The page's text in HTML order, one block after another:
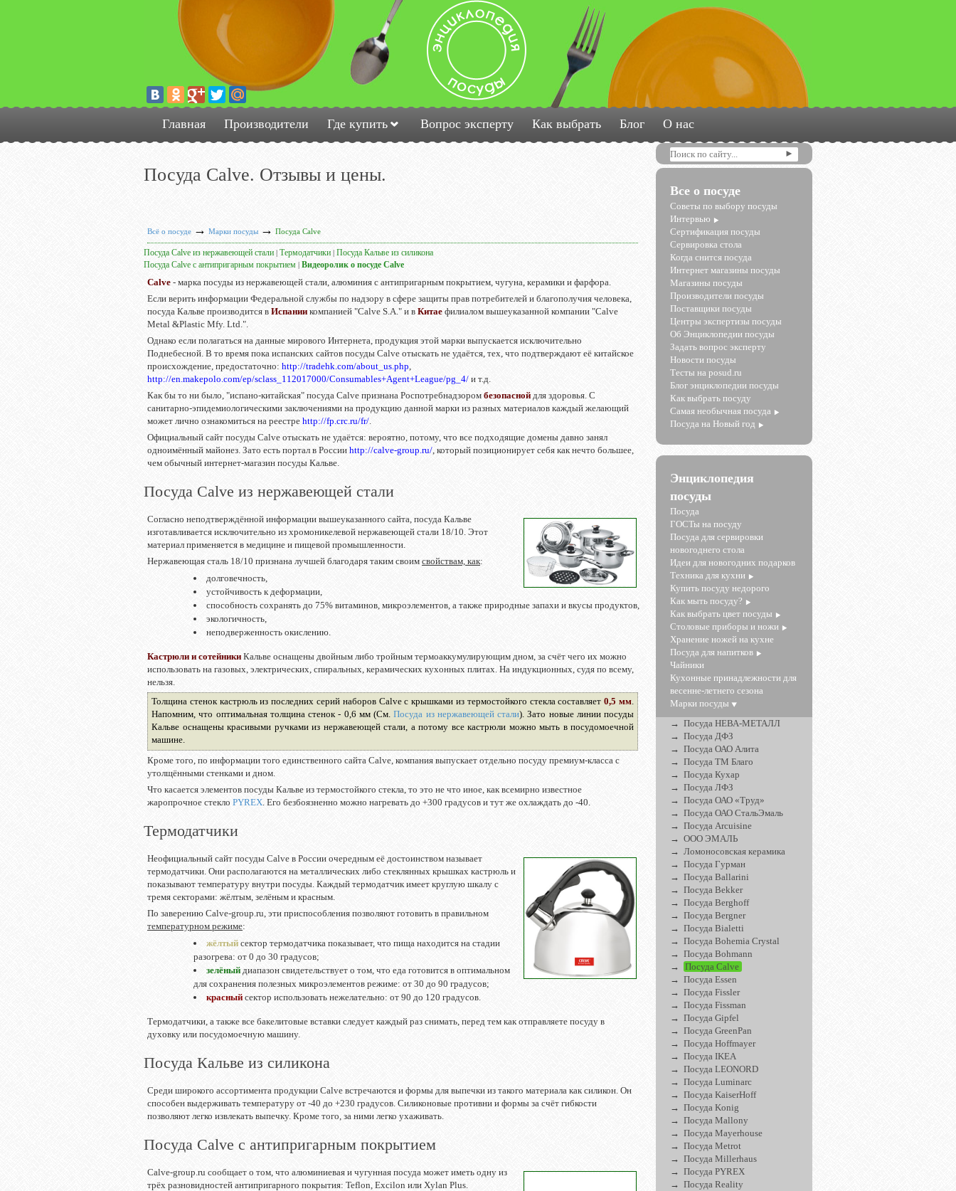
Главная Производители Где купить Вопрос эксперту Как выбрать Блог О нас
Посуда Calve. Отзывы и цены.
Всё о посуде → Марки посуды → Посуда Calve
Посуда Calve из нержавеющей стали | Термодатчики | Посуда Кальве из силикона
Посуда Calve с антипригарным покрытием | Видеоролик о посуде Calve
Calve - марка посуды из нержавеющей стали, алюминия с антипригарным покрытием, чугуна, керамики и фарфора.
Если верить информации Федеральной службы по надзору в сфере защиты прав потребителей и благополучия человека,
посуда Кальве производится в Испании компанией "Calve S.A." и в Китае филиалом вышеуказанной компании "Calve
Metal &Plastic Mfy. Ltd.".
Однако если полагаться на данные мирового Интернета, продукция этой марки выпускается исключительно
Поднебесной. В то время пока испанских сайтов посуды Calve отыскать не удаётся, тех, что подтверждают её китайское
происхождение, предостаточно: http://tradehk.com/about_us.php
http://en.makepolo.com/ep/sclass_112017000/Consumables+Agent+League/pg_4/ и т.д.
Как бы то ни было, "испано-китайская" посуда Calve признана Роспотребнадзором безопасной для здоровья. С
санитарно-эпидемиологическими заключениями на продукцию данной марки из разных материалов каждый желающий
может лично ознакомиться на реестре http://fp.crc.ru/fr/
Официальный сайт посуды Calve отыскать не удаётся: вероятно, потому, что все подходящие домены давно занял
одноимённый майонез. Зато есть портал в России http://calve-group.ru/ , который позиционирует себя как нечто большее,
чем обычный интернет-магазин посуды Кальве.
Посуда Calve из нержавеющей стали
Согласно неподтверждённой информации вышеуказанного сайта, посуда Кальве
изготавливается исключительно из хромоникелевой нержавеющей стали 18/10. Этот
материал применяется в медицине и пищевой промышленности.
Нержавеющая сталь 18/10 признана лучшей благодаря таким своим свойствам, как:
долговечность,
устойчивость к деформации,
способность сохранять до 75% витаминов, микроэлементов, а также природные запахи и вкусы продуктов,
экологичность,
неподверженность окислению.
Кастрюли и сотейники Кальве оснащены двойным либо тройным термоаккумулирующим дном, за счёт чего их можно
использовать на газовых, электрических, спиральных, керамических кухонных плитах. На индукционных, судя по всему,
нельзя.
Толщина стенок кастрюль из последних серий наборов Calve с крышками из термостойкого стекла составляет0,5 мм
Напомним, что оптимальная толщина стенок - 0,6 мм (См.Посуда из нержавеющей стали). Зато новые линии посуды
Кальве оснащены красивыми ручками из нержавеющей стали, а потому все кастрюли можно мыть в посудомоечной
машине.
Кроме того, по информации того единственного сайта Calve, компания выпускает отдельно посуду премиум-класса с
утолщёнными стенками и дном.
Что касается элементов посуды Кальве из термостойкого стекла, то это не что иное, как всемирно известное
жаропрочное стекло PYREX . Его безбоязненно можно нагревать до +300 градусов и тут же охлаждать до -40.
Термодатчики
Неофициальный сайт посуды Calve в России очередным её достоинством называет
термодатчики. Они располагаются на металлических либо стеклянных крышках кастрюль и
показывают температуру внутри посуды. Каждый термодатчик имеет круглую шкалу с
тремя секторами: жёлтым, зелёным и красным.
По заверению Calve-group.ru, эти приспособления позволяют готовить в правильном
температурном режиме:
жёлтый сектор термодатчика показывает, что пища находится на стадии
разогрева: от 0 до 30 градусов;
зелёный диапазон свидетельствует о том, что еда готовится в оптимальном
для сохранения полезных микроэлементов режиме: от 30 до 90 градусов;
красный сектор использовать нежелательно: от 90 до 120 градусов.
Термодатчики, а также все бакелитовые вставки следует каждый раз снимать, перед тем как отправляете посуду в
духовку или посудомоечную машину.
Посуда Кальве из силикона
Среди широкого ассортимента продукции Calve встречаются и формы для выпечки из такого материала как силикон. Он
способен выдерживать температуру от -40 до +230 градусов. Силиконовые противни и формы за счёт гибкости
позволяют легко извлекать выпечку. Кроме того, за ними легко ухаживать.
Посуда Calve с антипригарным покрытием
Calve-group.ru сообщает о том, что алюминиевая и чугунная посуда может иметь одну из
трёх разновидностей антипригарного покрытия: Teflon, Excilon или Xylan Plus.
Все о посуде
Советы по выбору посуды
Интервью
Сертификация посуды
Сервировка стола
Когда снится посуда
Интернет магазины посуды
Магазины посуды
Производители посуды
Поставщики посуды
Центры экспертизы посуды
Об Энциклопедии посуды
Задать вопрос эксперту
Новости посуды
Тесты на posud.ru
Блог энциклопедии посуды
Как выбрать посуду
Самая необычная посуда
Посуда на Новый год
Энциклопедия
посуды
Посуда
ГОСТы на посуду
Посуда для сервировки
новогоднего стола
Идеи для новогодних подарков
Техника для кухни
Купить посуду недорого
Как мыть посуду?
Как выбрать цвет посуды
Столовые приборы и ножи
Хранение ножей на кухне
Посуда для напитков
Чайники
Кухонные принадлежности для
весенне-летнего сезона
Марки посуды
Посуда НЕВА-МЕТАЛЛ
Посуда ДФЗ
Посуда ОАО Алита
Посуда ТМ Благо
Посуда Кухар
Посуда ЛФЗ
Посуда ОАО «Труд»
Посуда ОАО СтальЭмаль
Посуда Arcuisine
ООО ЭМАЛЬ
Ломоносовская керамика
Посуда Гурман
Посуда Ballarini
Посуда Bekker
Посуда Berghoff
Посуда Bergner
Посуда Bialetti
Посуда Bohemia Crystal
Посуда Bohmann
Посуда Calve
Посуда Essen
Посуда Fissler
Посуда Fissman
Посуда Gipfel
Посуда GreenPan
Посуда Hoffmayer
Посуда IKEA
Посуда LEONORD
Посуда Luminarc
Посуда KaiserHoff
Посуда Konig
Посуда Mallony
Посуда Mayerhouse
Посуда Metrot
Посуда Millerhaus
Посуда PYREX
Посуда Reality